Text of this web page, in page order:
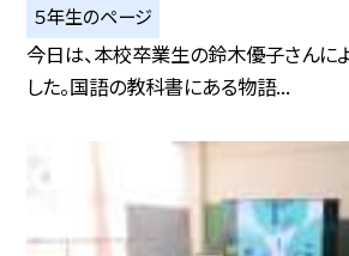
５年生のページ
今日は、本校卒業生の鈴木優子さんに
した。国語の教科書にある物語...